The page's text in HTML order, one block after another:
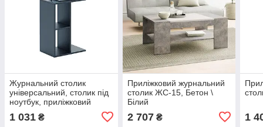
Журнальний столик
універсальний, столик під
ноутбук, приліжковий
1 031 ₴
Приліжковий журнальний
столик ЖС-15, Бетон \
Білий
2 707₴ 1